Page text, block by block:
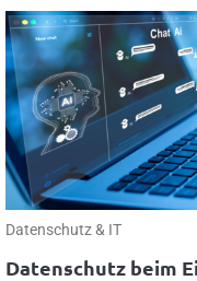
Datenschutz & IT
Datenschutz beim